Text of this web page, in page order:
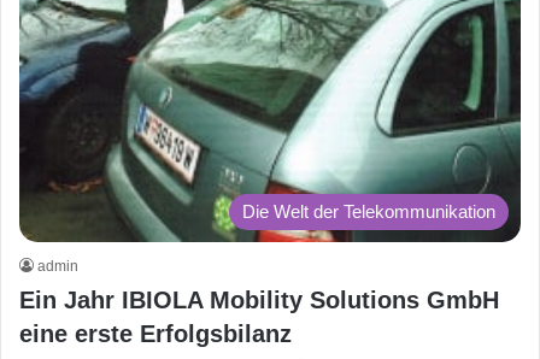
Die Welt der Telekommunikation
admin
Ein Jahr IBIOLA Mobility Solutions GmbH
eine erste Erfolgsbilanz